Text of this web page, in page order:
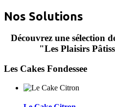
Nos Solutions
Découvrez une sélection
"Les Plaisirs
Les Cakes Fondessee